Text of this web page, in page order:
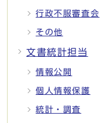
行政不服審査会
その他
文書統計担当
情報公開
個人情報保護
統計・調査